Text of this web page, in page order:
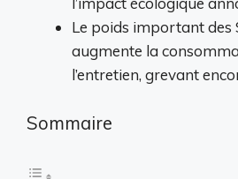
Le poids important des
augmente la
l’entretien, grevant
Sommaire